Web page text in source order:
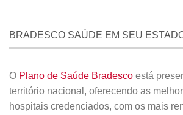
BRADESCO SAÚDE EM SEU
O Plano de Saúde Bradesco está
território nacional, oferecendo as
hospitais credenciados, com os mais